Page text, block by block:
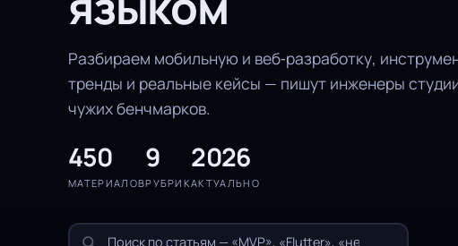
Разбираем мобильную и веб‑разработку,
тренды и реальные кейсы — пишут инженеры
чужих бенчмарков.
450
МАТЕРИАЛОВ
9
РУБРИК
2026
АКТУАЛЬНО